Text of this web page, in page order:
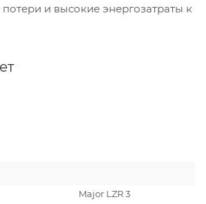
и высокие энергозатраты к
Major LZR 3